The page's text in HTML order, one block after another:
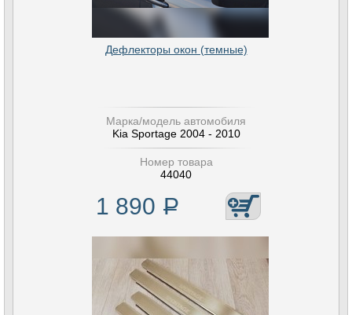
Дефлекторы окон (темные)
Марка/модель автомобиля
Kia Sportage 2004 - 2010
Номер товара
44040
1 890 Р